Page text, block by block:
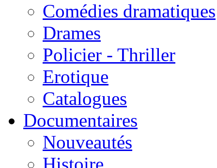
Comédies dramatiques
Drames
Policier - Thriller
Erotique
Catalogues
Documentaires
Nouveautés